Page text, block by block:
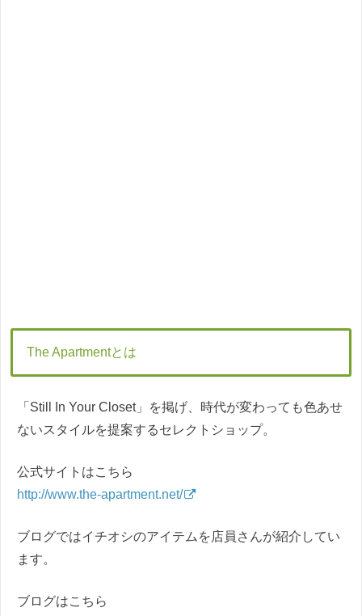
The Apartmentとは
「Still In Your Closet」を掲げ、時代が変わっても色あせ
ないスタイルを提案するセレクトショップ。
公式サイトはこちら
http://www.the-apartment.net/
ブログではイチオシのアイテムを店員さんが紹介してい
ます。
ブログはこちら